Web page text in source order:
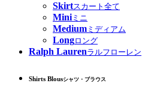
Skirtスカート全て
Miniミニ
Medium ミディアム
Longロング
Ralph Laurenラルフローレン
Shirts Blousシャツ・ブラウス